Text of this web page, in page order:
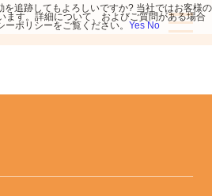
追跡してもよろしいですか? 当社ではお客様の
ます。詳細について、およびご質問がある場合
ポリシーをご覧ください。 Yes No